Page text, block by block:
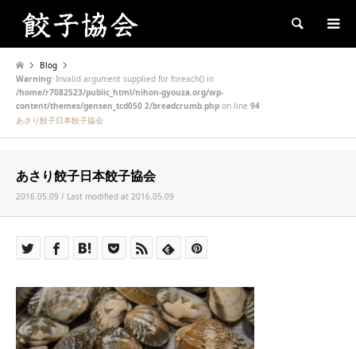
Search
Blog
Warning: Invalid argument supplied for foreach() in
/home/r7082523/public_html/nihon-gyouza.org/wp-
content/themes/gensen_tcd050 2/breadcrumb.php on line 94
あさり餃子日本餃子協会
あさり餃子日本餃子協会
2016.05.09 / Last modified at 2016.05.09